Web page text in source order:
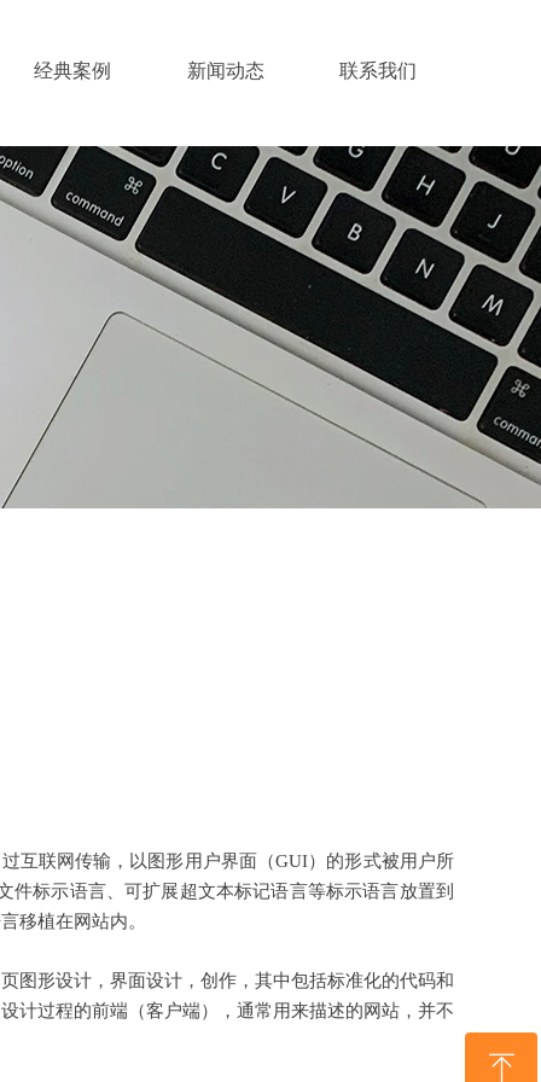
经典案例 新闻动态 联系我们
联网传输，以图形用户界面（GUI）的形式被用户所
件标示语言、可扩展超文本标记语言等标示语言放置到
移植在网站内。
形设计，界面设计，创作，其中包括标准化的代码和
计过程的前端（客户端），通常用来描述的网站，并不
ꁸ